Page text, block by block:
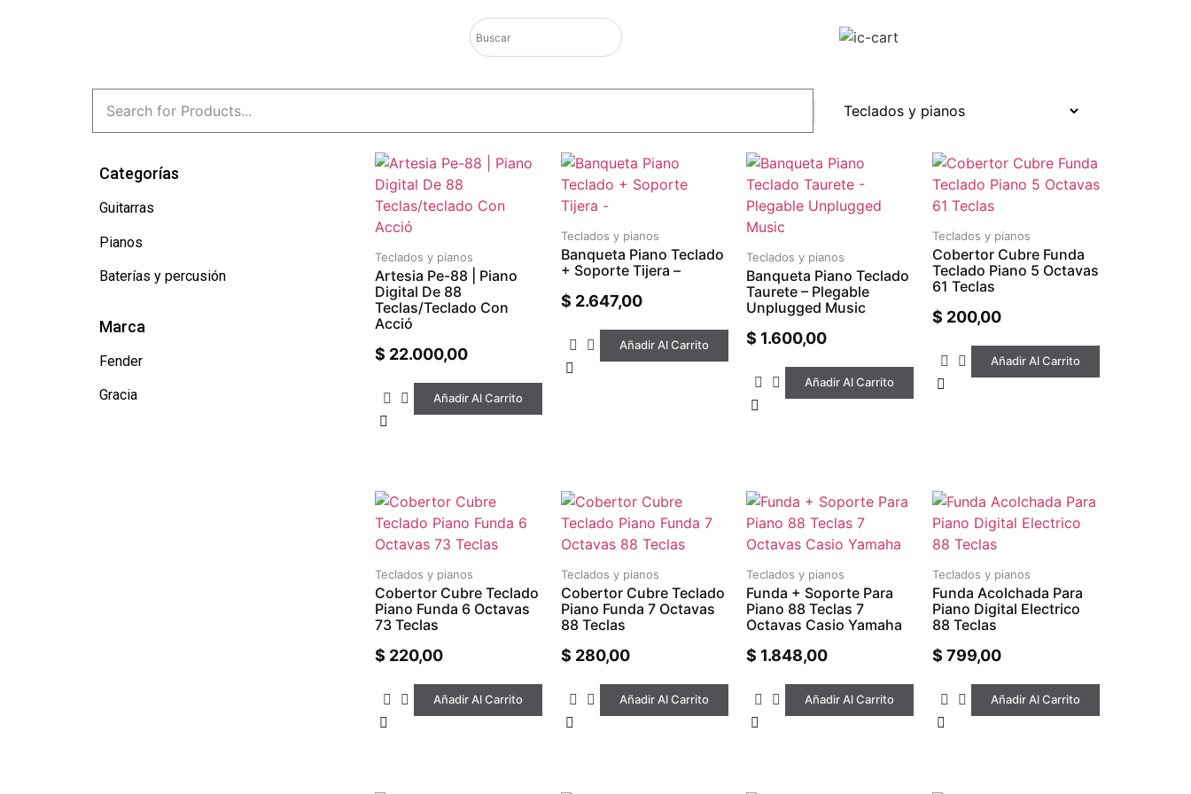
Categorías
Guitarras
Pianos
Baterías y percusión
Marca
Fender
Gracia
Teclados y pianos
Artesia Pe-88 | Piano
Digital De 88
Teclas/teclado Con
Acció
$ 22.000,00
Añadir Al Carrito
Teclados y pianos
Banqueta Piano Teclado
+ Soporte Tijera –
$ 2.647,00
Añadir Al Carrito
Teclados y pianos
Banqueta Piano Teclado
Taurete – Plegable
Unplugged Music
$ 1.600,00
Añadir Al Carrito
Teclados y pianos
Cobertor Cubre Funda
Teclado Piano 5 Octavas
61 Teclas
$ 200,00
Añadir Al Carrito
Teclados y pianos
Cobertor Cubre Teclado
Piano Funda 6 Octavas
73 Teclas
$ 220,00
Añadir Al Carrito
Teclados y pianos
Cobertor Cubre Teclado
Piano Funda 7 Octavas
88 Teclas
$ 280,00
Añadir Al Carrito
Teclados y pianos
Funda + Soporte Para
Piano 88 Teclas 7
Octavas Casio Yamaha
$ 1.848,00
Añadir Al Carrito
Teclados y pianos
Funda Acolchada Para
Piano Digital Electrico
88 Teclas
$ 799,00
Añadir Al Carrito